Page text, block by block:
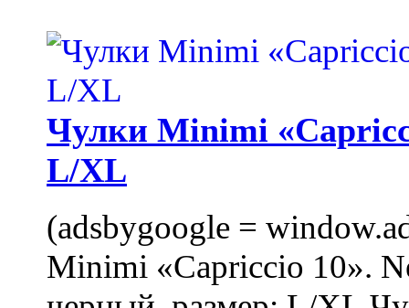
Чулки Minimi
L/XL
(adsbygoogle =
Minimi «Capriccio 10».